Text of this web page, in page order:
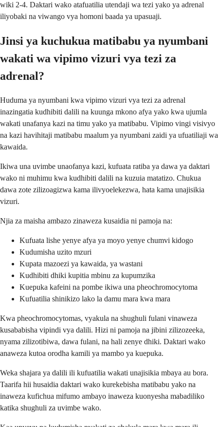
wiki 2-4. Daktari wako atafuatilia utendaji wa tezi yako ya adrenal
iliyobaki na viwango vya homoni baada ya upasuaji.
Jinsi ya kuchukua matibabu ya nyumbani
wakati wa vipimo vizuri vya tezi za
adrenal?
Huduma ya nyumbani kwa vipimo vizuri vya tezi za adrenal
inazingatia kudhibiti dalili na kuunga mkono afya yako kwa ujumla
wakati unafanya kazi na timu yako ya matibabu. Vipimo vingi visivyo
na kazi havihitaji matibabu maalum ya nyumbani zaidi ya ufuatiliaji wa
kawaida.
Ikiwa una uvimbe unaofanya kazi, kufuata ratiba ya dawa ya daktari
wako ni muhimu kwa kudhibiti dalili na kuzuia matatizo. Chukua
dawa zote zilizoagizwa kama ilivyoelekezwa, hata kama unajisikia
vizuri.
Njia za maisha ambazo zinaweza kusaidia ni pamoja na:
Kufuata lishe yenye afya ya moyo yenye chumvi kidogo
Kudumisha uzito mzuri
Kupata mazoezi ya kawaida, ya wastani
Kudhibiti dhiki kupitia mbinu za kupumzika
Kuepuka kafeini na pombe ikiwa una pheochromocytoma
Kufuatilia shinikizo lako la damu mara kwa mara
Kwa pheochromocytomas, vyakula na shughuli fulani vinaweza
kusababisha vipindi vya dalili. Hizi ni pamoja na jibini zilizozeeka,
nyama zilizotibiwa, dawa fulani, na hali zenye dhiki. Daktari wako
anaweza kutoa orodha kamili ya mambo ya kuepuka.
Weka shajara ya dalili ili kufuatilia wakati unajisikia mbaya au bora.
Taarifa hii husaidia daktari wako kurekebisha matibabu yako na
inaweza kufichua mifumo ambayo inaweza kuonyesha mabadiliko
katika shughuli za uvimbe wako.